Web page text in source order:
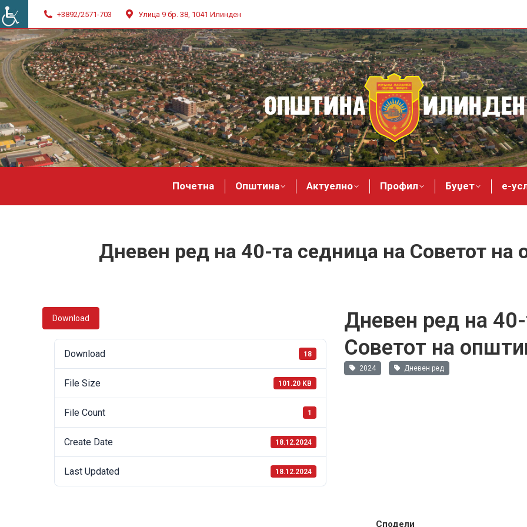
+3892/2571-703 Улица 9 бр. 38, 1041 Илинден
Почетна Општина Актуелно Профил Буџет е-
Дневен ред на 40-та седница на Советот
Download
Download 18
File Size 101.20 KB
File Count 1
Create Date 18.12.2024
Last Updated 18.12.2024
Дневен ред на
Советот на
2024 Дневен ред
Сподели